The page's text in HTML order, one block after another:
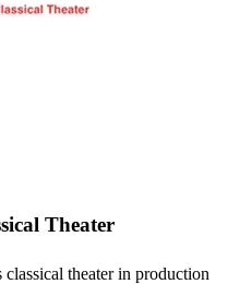
Theater
theater in production